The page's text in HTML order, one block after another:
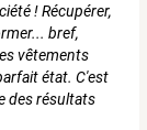
! Récupérer,
bref,
vêtements
état. C'est
des résultats